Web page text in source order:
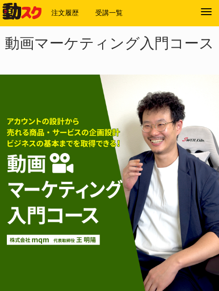
注文履歴 受講一覧
動画マーケティング入門コース